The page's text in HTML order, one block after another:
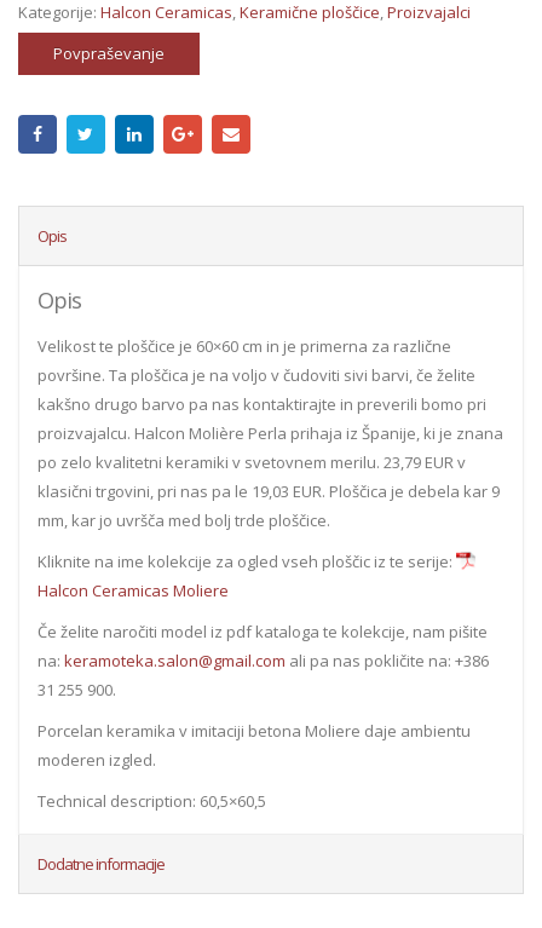
Kategorije: Halcon Ceramicas,Keramične ploščice,Proizvajalci
Povpraševanje
Opis
Opis
Velikost te ploščice je 60×60 cm in je primerna za različne
površine. Ta ploščica je na voljo v čudoviti sivi barvi, če želite
kakšno drugo barvo pa nas kontaktirajte in preverili bomo pri
proizvajalcu. Halcon Molière Perla prihaja iz Španije, ki je znana
po zelo kvalitetni keramiki v svetovnem merilu. 23,79 EUR v
klasični trgovini, pri nas pa le 19,03 EUR. Ploščica je debela kar 9
mm, kar jo uvršča med bolj trde ploščice.
Kliknite na ime kolekcije za ogled vseh ploščic iz te serije:
Halcon Ceramicas Moliere
Če želite naročiti model iz pdf kataloga te kolekcije, nam pišite
na: keramoteka.salon@gmail.com ali pa nas pokličite na: +386
31 255 900.
Porcelan keramika v imitaciji betona Moliere daje ambientu
moderen izgled.
Technical description: 60,5×60,5
Dodatne informacije